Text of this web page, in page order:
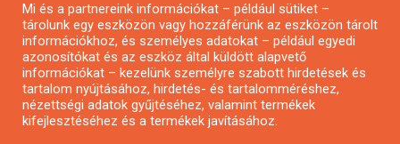
Pályázatírás civil szervezeteknek
Pályázatírás önkormányzatoknak
Pályázatfigyelés
Specifikus pályázatfigyelés vagy hírlevél
Mi és a partnereink információkat – például sütiket –
tárolunk egy eszközön vagy hozzáférünk az eszközön tárolt
információkhoz, és személyes adatokat – például egyedi
azonosítókat és az eszköz által küldött alapvető
információkat – kezelünk személyre szabott hirdetések és
tartalom nyújtásához, hirdetés- és tartalomméréshez,
nézettségi adatok gyűjtéséhez, valamint termékek
kifejlesztéséhez és a termékek javításához.